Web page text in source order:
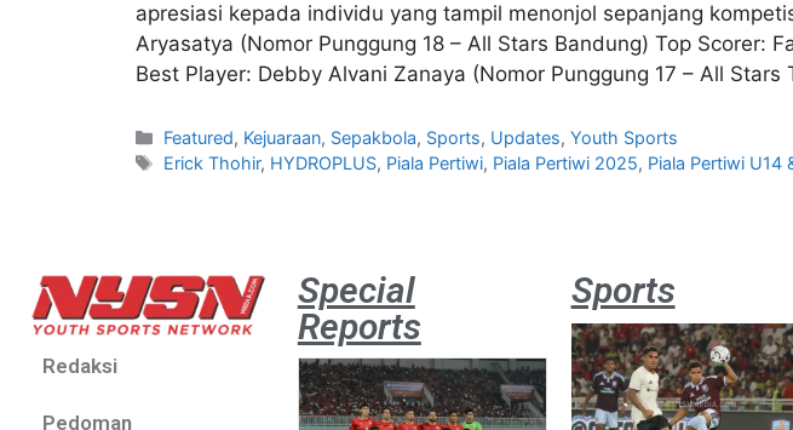
apresiasi kepada individu yang tampil menonjol sepanjang
Aryasatya (Nomor Punggung 18 – All Stars Bandung) Top Scorer:
Best Player: Debby Alvani Zanaya (Nomor Punggung 17 – All
Featured, Kejuaraan, Sepakbola, Sports, Updates,Youth Sports
Erick Thohir, HYDROPLUS, Piala Pertiwi, Piala Pertiwi 2025, Piala Pertiwi U14
Redaksi
Pedoman
Special
Reports
Sports